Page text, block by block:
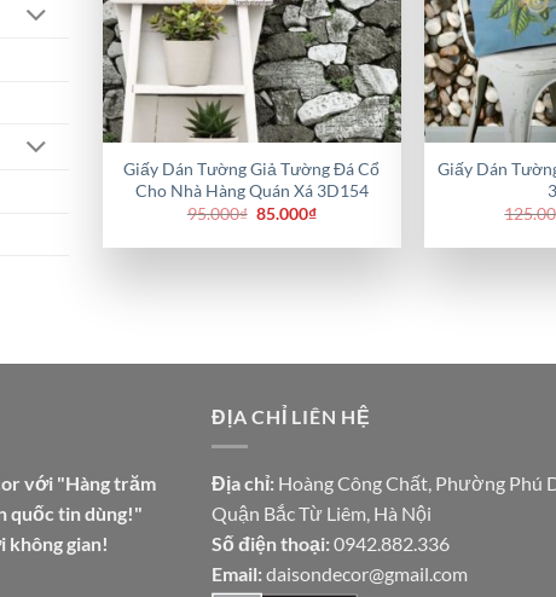
Giấy Dán Tường Giả Tường Đá Cổ
Cho Nhà Hàng Quán Xá 3D154
95.000₫ Giá
là:
85.000₫Giá
tại
Giấy Dán
với "Hàng trăm
quốc tin dùng!"
không gian!
ĐỊA CHỈ LIÊN HỆ
Địa chỉ: Hoàng Công Chất, Phường Phú
Quận Bắc Từ Liêm, Hà Nội
Số điện thoại: 0942.882.336
Email: daisondecor@gmail.com